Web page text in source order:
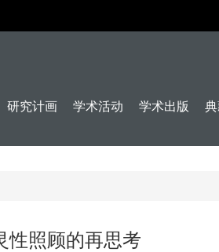
研究计画 学术活动 学术出版
性照顾的再思考